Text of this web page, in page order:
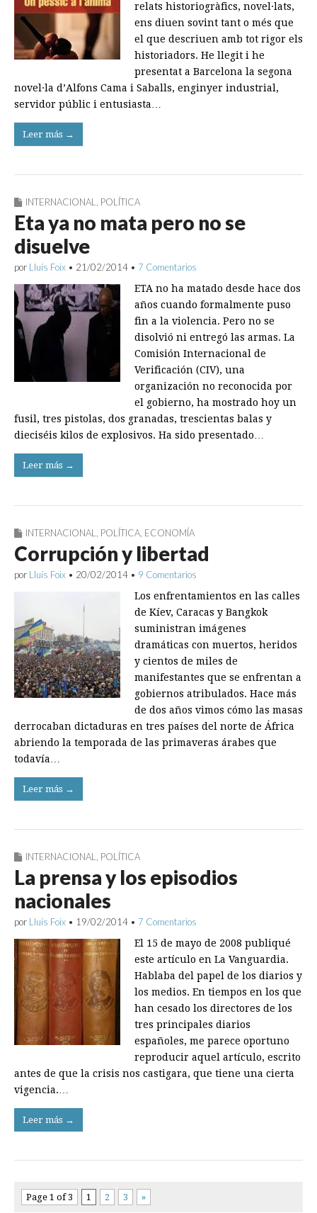
relats historiogràfics, novel·lats,
ens diuen sovint tant o més que
el que descriuen amb tot rigor els
historiadors. He llegit i he
presentat a Barcelona la segona
novel·la d’Alfons Cama i Saballs, enginyer industrial,
servidor públic i entusiasta…
Leer más →
INTERNACIONAL, POLÍTICA
Eta ya no mata pero no se
disuelve
por Lluís Foix • 21/02/2014 • 7 Comentarios
ETA no ha matado desde hace dos
años cuando formalmente puso
fin a la violencia. Pero no se
disolvió ni entregó las armas. La
Comisión Internacional de
Verificación (CIV), una
organización no reconocida por
el gobierno, ha mostrado hoy un
fusil, tres pistolas, dos granadas, trescientas balas y
dieciséis kilos de explosivos. Ha sido presentado…
Leer más →
INTERNACIONAL, POLÍTICA, ECONOMÍA
Corrupción y libertad
por Lluís Foix • 20/02/2014 • 9 Comentarios
Los enfrentamientos en las calles
de Kíev, Caracas y Bangkok
suministran imágenes
dramáticas con muertos, heridos
y cientos de miles de
manifestantes que se enfrentan a
gobiernos atribulados. Hace más
de dos años vimos cómo las masas
derrocaban dictaduras en tres países del norte de África
abriendo la temporada de las primaveras árabes que
todavía…
Leer más →
INTERNACIONAL POLÍTICA
La prensa y los episodios
nacionales
por Lluís Foix • 19/02/2014 • 7 Comentarios
El 15 de mayo de 2008 publiqué
este artículo en La Vanguardia.
Hablaba del papel de los diarios y
los medios. En tiempos en los que
han cesado los directores de los
tres principales diarios
españoles, me parece oportuno
reproducir aquel artículo, escrito
antes de que la crisis nos castigara, que tiene una cierta
vigencia.…
Leer más →
Page 1 of 3 1 2 3 »